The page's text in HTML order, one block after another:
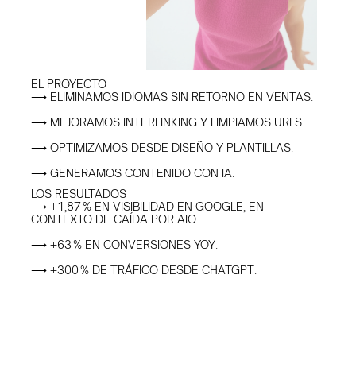
EL PROYECTO
⟶ ELIMINAMOS IDIOMAS SIN RETORNO EN VENTAS.
⟶ MEJORAMOS INTERLINKING Y LIMPIAMOS URLS.
⟶ OPTIMIZAMOS DESDE DISEÑO Y PLANTILLAS.
⟶ GENERAMOS CONTENIDO CON IA.
LOS RESULTADOS
⟶ +1,87 % EN VISIBILIDAD EN GOOGLE, EN
CONTEXTO DE CAÍDA POR AIO.
⟶ +63 % EN CONVERSIONES YOY.
⟶ +300 % DE TRÁFICO DESDE CHATGPT.